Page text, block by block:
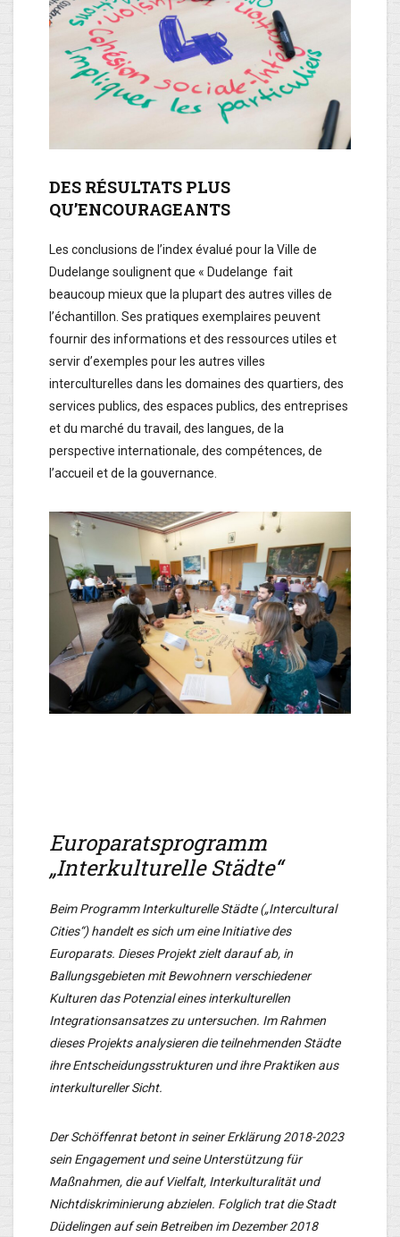
DES RÉSULTATS PLUS
QU’ENCOURAGEANTS
Les conclusions de l’index évalué pour la Ville de
Dudelange soulignent que « Dudelange fait
beaucoup mieux que la plupart des autres villes de
l’échantillon. Ses pratiques exemplaires peuvent
fournir des informations et des ressources utiles et
servir d’exemples pour les autres villes
interculturelles dans les domaines des quartiers, des
services publics, des espaces publics, des entreprises
et du marché du travail, des langues, de la
perspective internationale, des compétences, de
l’accueil et de la gouvernance.
Europaratsprogramm
„Interkulturelle Städte“
Beim ProgrammInterkulturelle Städte(„Intercultural
Cities“) handelt es sich um eine Initiative des
Europarats. Dieses Projekt zielt darauf ab, in
Ballungsgebieten mit Bewohnern verschiedener
Kulturen das Potenzial eines interkulturellen
Integrationsansatzes zu untersuchen. Im Rahmen
dieses Projekts analysieren die teilnehmenden Städte
ihre Entscheidungsstrukturen und ihre Praktiken aus
interkultureller Sicht.
Der Schöffenrat betont in seiner Erklärung 2018-2023
sein Engagement und seine Unterstützung für
Maßnahmen, die auf Vielfalt, Interkulturalität und
Nichtdiskriminierung abzielen. Folglich trat die Stadt
Düdelingen auf sein Betreiben im Dezember 2018